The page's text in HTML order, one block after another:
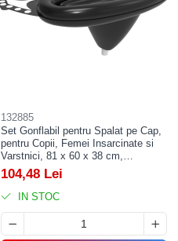
132885
Set Gonflabil pentru Spalat pe Cap,
pentru Copii, Femei Insarcinate si
Varstnici, 81 x 60 x 38 cm,
Ajustabil, Negru
104,48 Lei
IN STOC